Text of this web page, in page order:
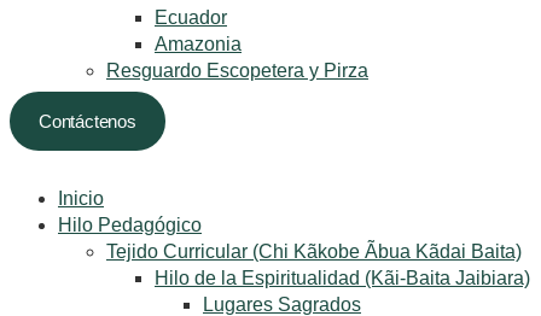
Ecuador
Amazonia
Resguardo Escopetera y Pirza
Contáctenos
Inicio
Hilo Pedagógico
Tejido Curricular (Chi Kãkobe Ãbua Kãdai Baita)
Hilo de la Espiritualidad (Kãi-Baita Jaibiara)
Lugares Sagrados